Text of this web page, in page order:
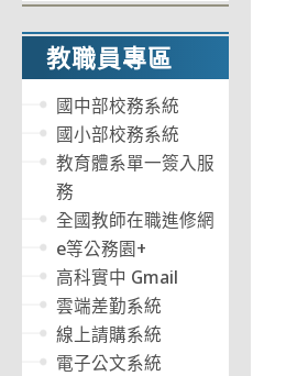
教職員專區
國中部校務系統
國小部校務系統
教育體系單一簽入服
務
全國教師在職進修網
e等公務園+
高科實中 Gmail
雲端差勤系統
線上請購系統
電子公文系統